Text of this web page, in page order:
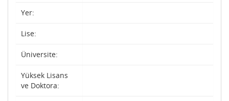
Yer:
Lise:
Üniversite:
Yüksek Lisans
ve Doktora: